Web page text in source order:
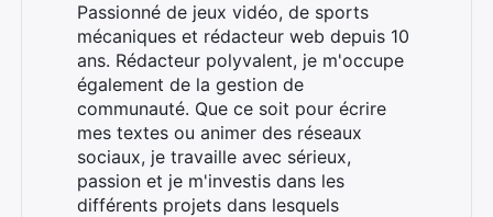
Passionné de jeux vidéo, de sports
mécaniques et rédacteur web depuis 10
ans. Rédacteur polyvalent, je m'occupe
également de la gestion de
communauté. Que ce soit pour écrire
mes textes ou animer des réseaux
sociaux, je travaille avec sérieux,
passion et je m'investis dans les
différents projets dans lesquels
Rechercher
: